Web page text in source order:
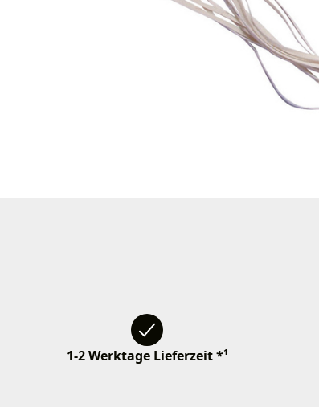
1-2 Werktage Lieferzeit *¹